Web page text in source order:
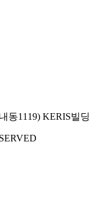
동1119) KERIS빌딩